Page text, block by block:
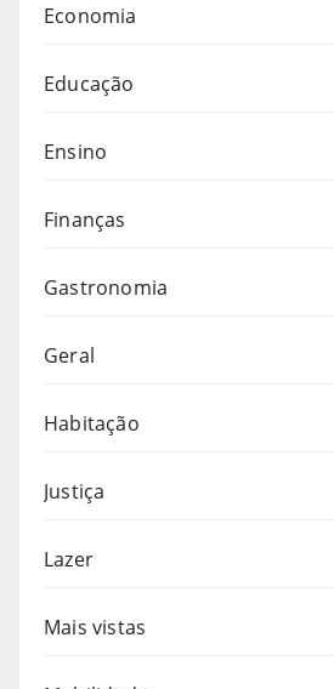
Economia
Educação
Ensino
Finanças
Gastronomia
Geral
Habitação
Justiça
Lazer
Mais vistas